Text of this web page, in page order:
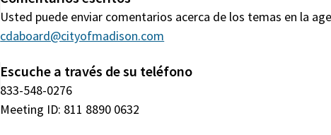
ventana)
nueva
ventana)
Usted puede enviar comentarios acerca de los temas en la
cdaboard@cityofmadison.com
Escuche a través de su teléfono
833-548-0276
Meeting ID: 811 8890 0632